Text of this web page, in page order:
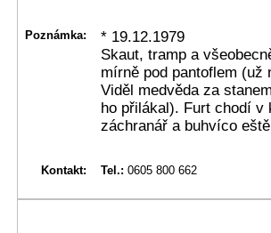
Poznámka:
* 19.12.1979
Skaut, tramp a
mírně pod pantoflem (už
Viděl medvěda za
ho přilákal). Furt chodí v
záchranář a buhvíco
Kontakt: Tel.: 0605 800 662